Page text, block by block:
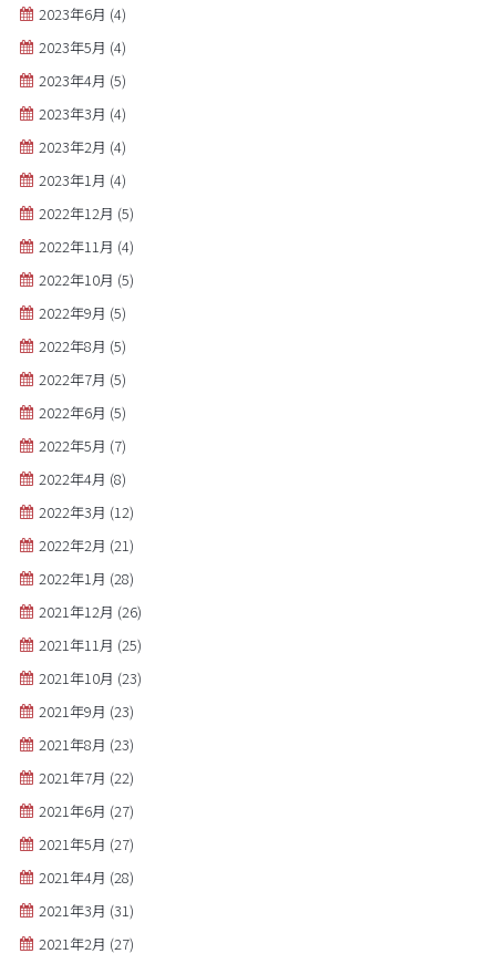
2023年6月 (4)
2023年5月 (4)
2023年4月 (5)
2023年3月 (4)
2023年2月 (4)
2023年1月 (4)
2022年12月 (5)
2022年11月 (4)
2022年10月 (5)
2022年9月 (5)
2022年8月 (5)
2022年7月 (5)
2022年6月 (5)
2022年5月 (7)
2022年4月 (8)
2022年3月 (12)
2022年2月 (21)
2022年1月 (28)
2021年12月 (26)
2021年11月 (25)
2021年10月 (23)
2021年9月 (23)
2021年8月 (23)
2021年7月 (22)
2021年6月 (27)
2021年5月 (27)
2021年4月 (28)
2021年3月 (31)
2021年2月 (27)